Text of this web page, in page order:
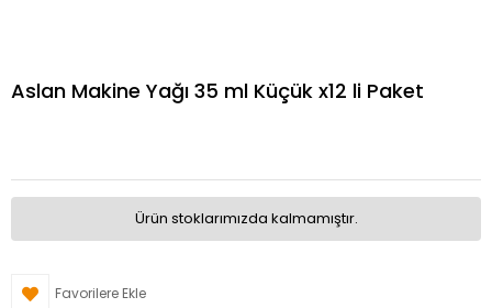
Aslan Makine Yağı 35 ml Küçük x12 li Paket
Ürün stoklarımızda kalmamıştır.
Favorilere Ekle